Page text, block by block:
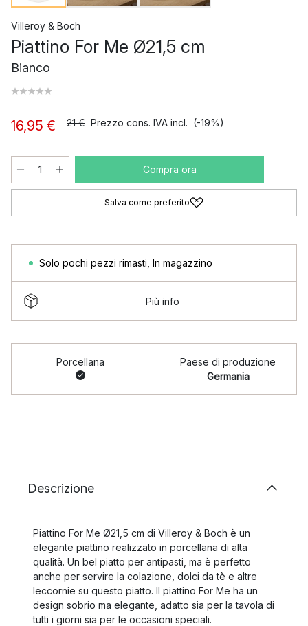
Villeroy & Boch
Piattino For Me Ø21,5 cm
Bianco
16,95 € 21 € Prezzo cons. IVA incl. (-19%)
Compra ora
Salva come preferito
Solo pochi pezzi rimasti In magazzino
Più info
Porcellana
Paese di produzione
Germania
Descrizione
Piattino For Me Ø21,5 cm di Villeroy & Boch è un
elegante piattino realizzato in porcellana di alta
qualità. Un bel piatto per antipasti, ma è perfetto
anche per servire la colazione, dolci da tè e altre
leccornie su questo piatto. Il piattino For Me ha un
design sobrio ma elegante, adatto sia per la tavola di
tutti i giorni sia per le occasioni speciali.